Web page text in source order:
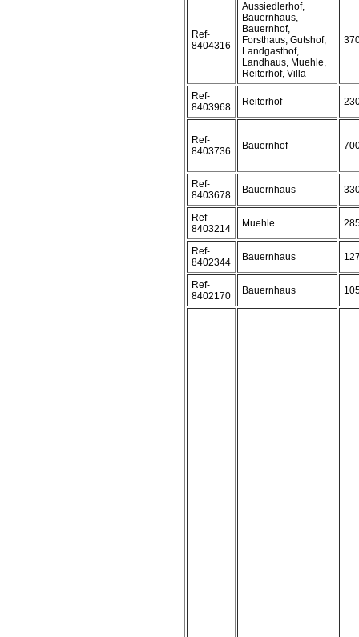
Ref-
8404316
Aussiedlerhof,
Bauernhaus,
Bauernhof,
Forsthaus, Gutshof,
Landgasthof,
Landhaus, Muehle,
Reiterhof, Villa
Ref-
8403968
Reiterhof
Ref-
8403736
Bauernhof
Ref-
8403678
Bauernhaus
Ref-
8403214
Muehle
Ref-
8402344
Bauernhaus
Ref-
8402170
Bauernhaus